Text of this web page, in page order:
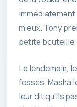
mieux. Tony
petite bouteille
Le lendemain,
fossés. Masha
leur dit qu’ils